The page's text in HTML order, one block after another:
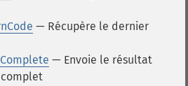
— Récupère le dernier
— Envoie le résultat